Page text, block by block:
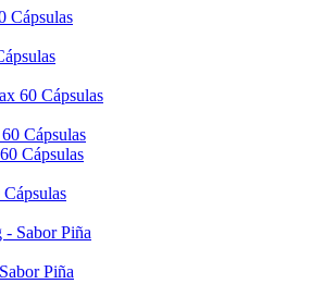
Cápsulas
Piña